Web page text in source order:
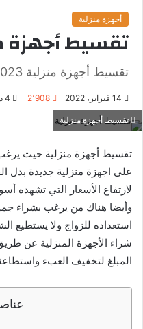
أجهزة منزلية
تقسيط أجهزة
تقسيط أجهزة منزلية 2023
14 فبراير، 2022 2٬908
تقسيط أجهزة منزلية
تقسيط أجهزة منزلية حيث
على اجهزة منزلية جديدة بدل
لارتفاع الأسعار التي تشهده
وأيضا هناك من يرغب بشراء
استعداده للزواج ولا يستطيع
شراء الأجهزة المنزلية عن
المبلغ لتخفيف العبء